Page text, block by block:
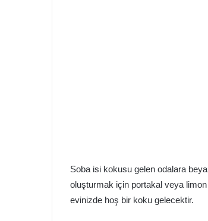
Soba isi kokusu gelen odalara
oluşturmak için portakal veya limon
evinizde hoş bir koku gelecektir.